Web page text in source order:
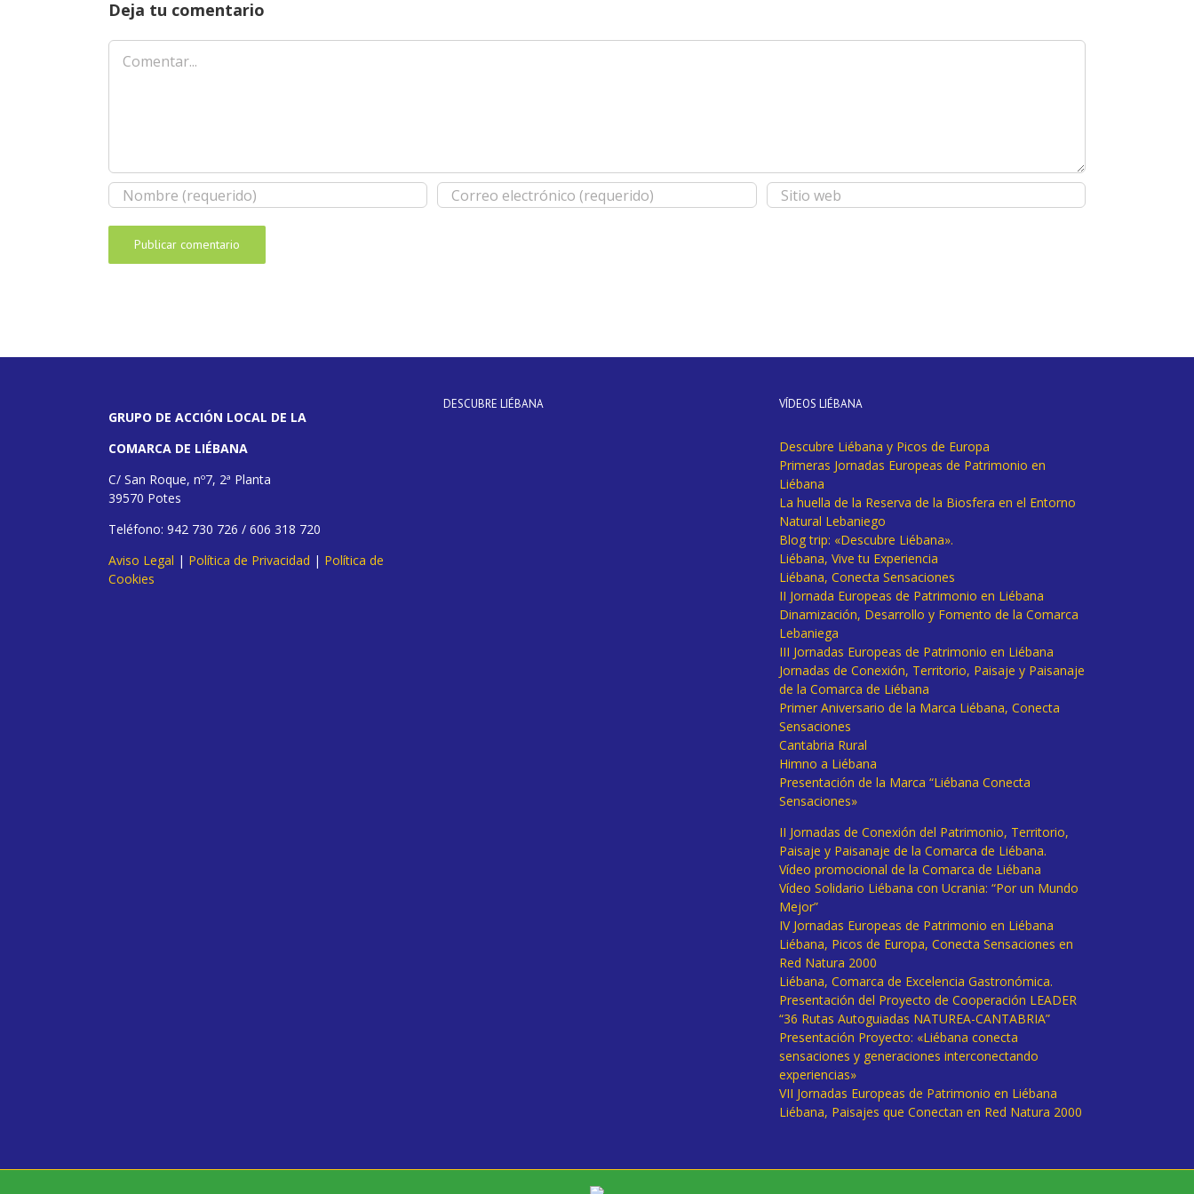
Deja tu comentario
Comentar
GRUPO DE ACCIÓN LOCAL DE LA
COMARCA DE LIÉBANA
C/ San Roque, nº7, 2ª Planta
39570 Potes
Teléfono: 942 730 726 / 606 318 720
Aviso Legal | Política de Privacidad | Política de
Cookies
DESCUBRE LIÉBANA VÍDEOS LIÉBANA
Descubre Liébana y Picos de Europa
Primeras Jornadas Europeas de Patrimonio en
Liébana
La huella de la Reserva de la Biosfera en el Entorno
Natural Lebaniego
Blog trip: «Descubre Liébana».
Liébana, Vive tu Experiencia
Liébana, Conecta Sensaciones
II Jornada Europeas de Patrimonio en Liébana
Dinamización, Desarrollo y Fomento de la Comarca
Lebaniega
III Jornadas Europeas de Patrimonio en Liébana
Jornadas de Conexión, Territorio, Paisaje y Paisanaje
de la Comarca de Liébana
Primer Aniversario de la Marca Liébana, Conecta
Sensaciones
Cantabria Rural
Himno a Liébana
Presentación de la Marca “Liébana Conecta
Sensaciones»
II Jornadas de Conexión del Patrimonio, Territorio,
Paisaje y Paisanaje de la Comarca de Liébana.
Vídeo promocional de la Comarca de Liébana
Vídeo Solidario Liébana con Ucrania: “Por un Mundo
Mejor”
IV Jornadas Europeas de Patrimonio en Liébana
Liébana, Picos de Europa, Conecta Sensaciones en
Red Natura 2000
Liébana, Comarca de Excelencia Gastronómica.
Presentación del Proyecto de Cooperación LEADER
“36 Rutas Autoguiadas NATUREA-CANTABRIA”
Presentación Proyecto: «Liébana conecta
sensaciones y generaciones interconectando
experiencias»
VII Jornadas Europeas de Patrimonio en Liébana
Liébana, Paisajes que Conectan en Red Natura 2000